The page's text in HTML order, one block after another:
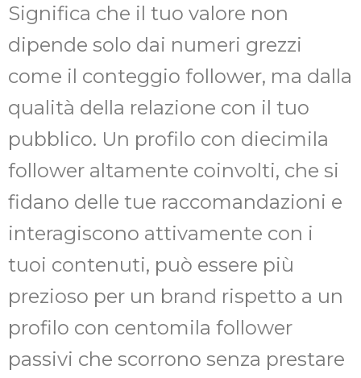
Significa che il tuo valore non
dipende solo dai numeri grezzi
come il conteggio follower, ma dalla
qualità della relazione con il tuo
pubblico. Un profilo con diecimila
follower altamente coinvolti, che si
fidano delle tue raccomandazioni e
interagiscono attivamente con i
tuoi contenuti, può essere più
prezioso per un brand rispetto a un
profilo con centomila follower
passivi che scorrono senza prestare